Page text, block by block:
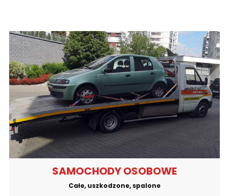
SAMOCHODY OSOBOWE
Całe, uszkodzone, spalone